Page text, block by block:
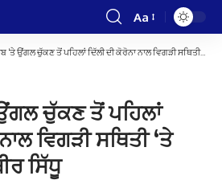
Font
Resizer
Aa
ਚੁੱਕਣ ਤੋਂ ਪਹਿਲਾਂ ਦਿੱਲੀ ਦੀ ਕੋਰੋਨਾ ਨਾਲ ਵਿਗੜੀ ਸਥਿਤੀ ‘ਤੇ ਝਾਤੀ ਮਾਰੇ: ਬਲਬੀਰ ਸਿੱਧੂ
ਚੁੱਕਣ ਤੋਂ ਪਹਿਲਾਂ
ਵਿਗੜੀ ਸਥਿਤੀ ‘ਤੇ
ਸਿੱਧੂ